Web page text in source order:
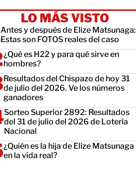
LO MÁS VISTO
Antes y después de Elize Matsunaga:
Estas son FOTOS reales del caso
¿Qué es H22 y para qué sirve en
hombres?
Resultados del Chispazo de hoy 31
de julio del 2026. Ve los números
ganadores
Sorteo Superior 2892: Resultados
del 31 de julio del 2026 de Lotería
Nacional
¿Quién es la hija de Elize Matsunaga
en la vida real?